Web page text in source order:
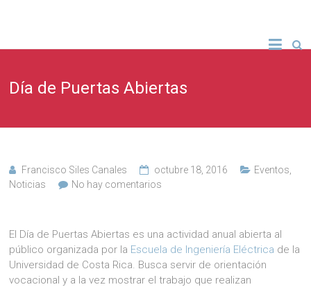
Día de Puertas Abiertas
Francisco Siles Canales octubre 18, 2016 Eventos
Noticias
No hay comentarios
El Día de Puertas Abiertas es una actividad anual abierta al
público organizada por la Escuela de Ingeniería Eléctrica de la
Universidad de Costa Rica. Busca servir de orientación
vocacional y a la vez mostrar el trabajo que realizan